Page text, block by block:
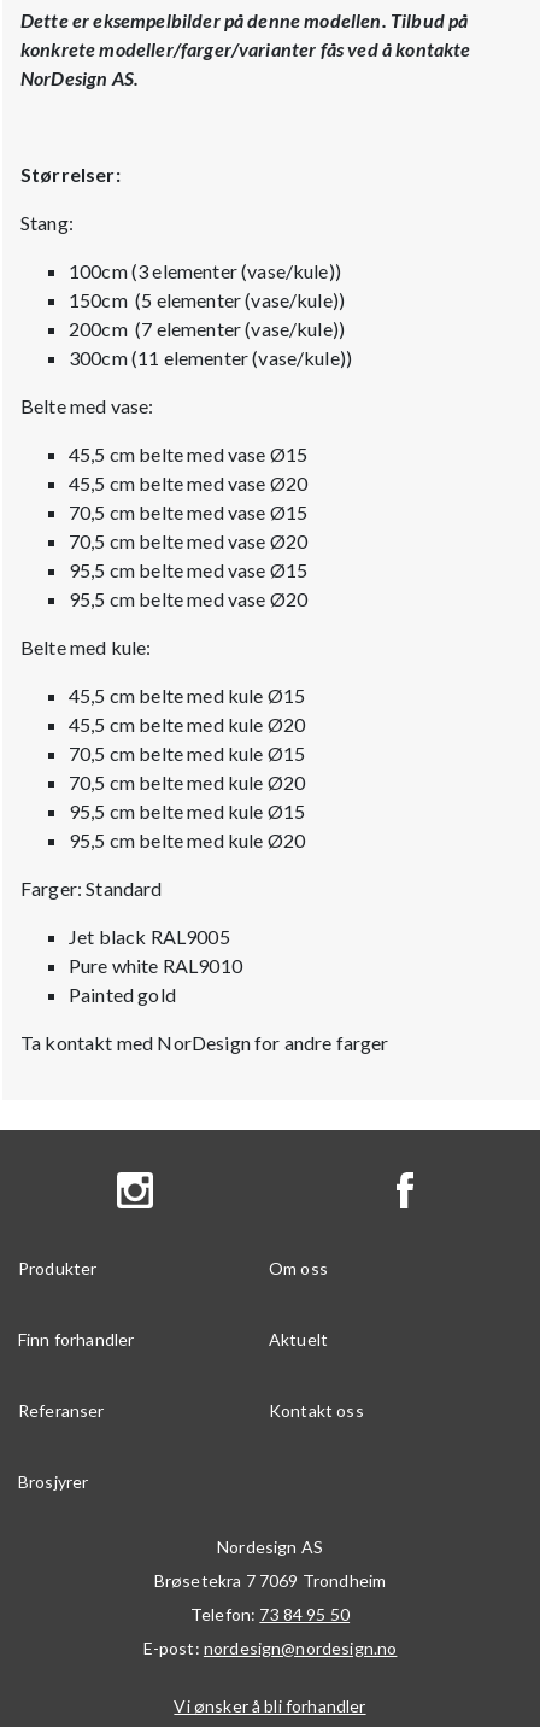
Dette er eksempelbilder på denne modellen. Tilbud på
konkrete modeller/farger/varianter fås ved å kontakte
NorDesign AS.
Størrelser:
Stang:
100cm (3 elementer (vase/kule))
150cm (5 elementer (vase/kule))
200cm (7 elementer (vase/kule))
300cm (11 elementer (vase/kule))
Belte med vase:
45,5 cm belte med vase Ø15
45,5 cm belte med vase Ø20
70,5 cm belte med vase Ø15
70,5 cm belte med vase Ø20
95,5 cm belte med vase Ø15
95,5 cm belte med vase Ø20
Belte med kule:
45,5 cm belte med kule Ø15
45,5 cm belte med kule Ø20
70,5 cm belte med kule Ø15
70,5 cm belte med kule Ø20
95,5 cm belte med kule Ø15
95,5 cm belte med kule Ø20
Farger: Standard
Jet black RAL9005
Pure white RAL9010
Painted gold
Ta kontakt med NorDesign for andre farger
Produkter Om oss
Finn forhandler Aktuelt
Referanser Kontakt oss
Brosjyrer
Nordesign AS
Brøsetekra 7 7069 Trondheim
Telefon: 73 84 95 50
E-post: nordesign@nordesign.no
Vi ønsker å bli forhandler